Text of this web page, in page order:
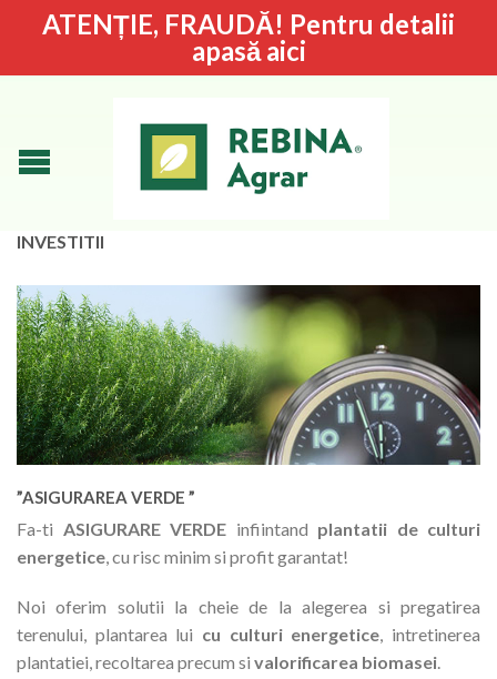
ATENȚIE, FRAUDĂ! Pentru detalii
apasă aici
INVESTITII
”ASIGURAREA VERDE ”
Fa-ti ASIGURARE VERDE infiintand plantatii de culturi
energetice, cu risc minim si profit garantat!
Noi oferim solutii la cheie de la alegerea si pregatirea
terenului, plantarea lui cu culturi energetice, intretinerea
plantatiei, recoltarea precum si valorificarea biomasei.